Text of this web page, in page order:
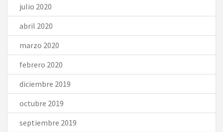
julio 2020
abril 2020
marzo 2020
febrero 2020
diciembre 2019
octubre 2019
septiembre 2019